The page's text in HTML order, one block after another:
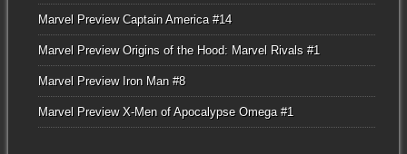
Marvel Preview Captain America #14
Marvel Preview Origins of the Hood: Marvel Rivals #1
Marvel Preview Iron Man #8
Marvel Preview X-Men of Apocalypse Omega #1